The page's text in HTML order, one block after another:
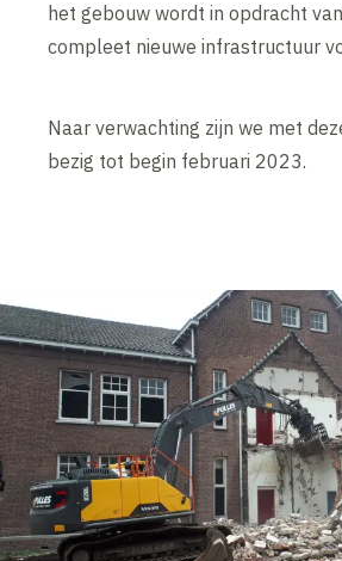
het gebouw wordt in opdracht
compleet nieuwe infrastructuur
Naar verwachting zijn we met
bezig tot begin februari 2023.